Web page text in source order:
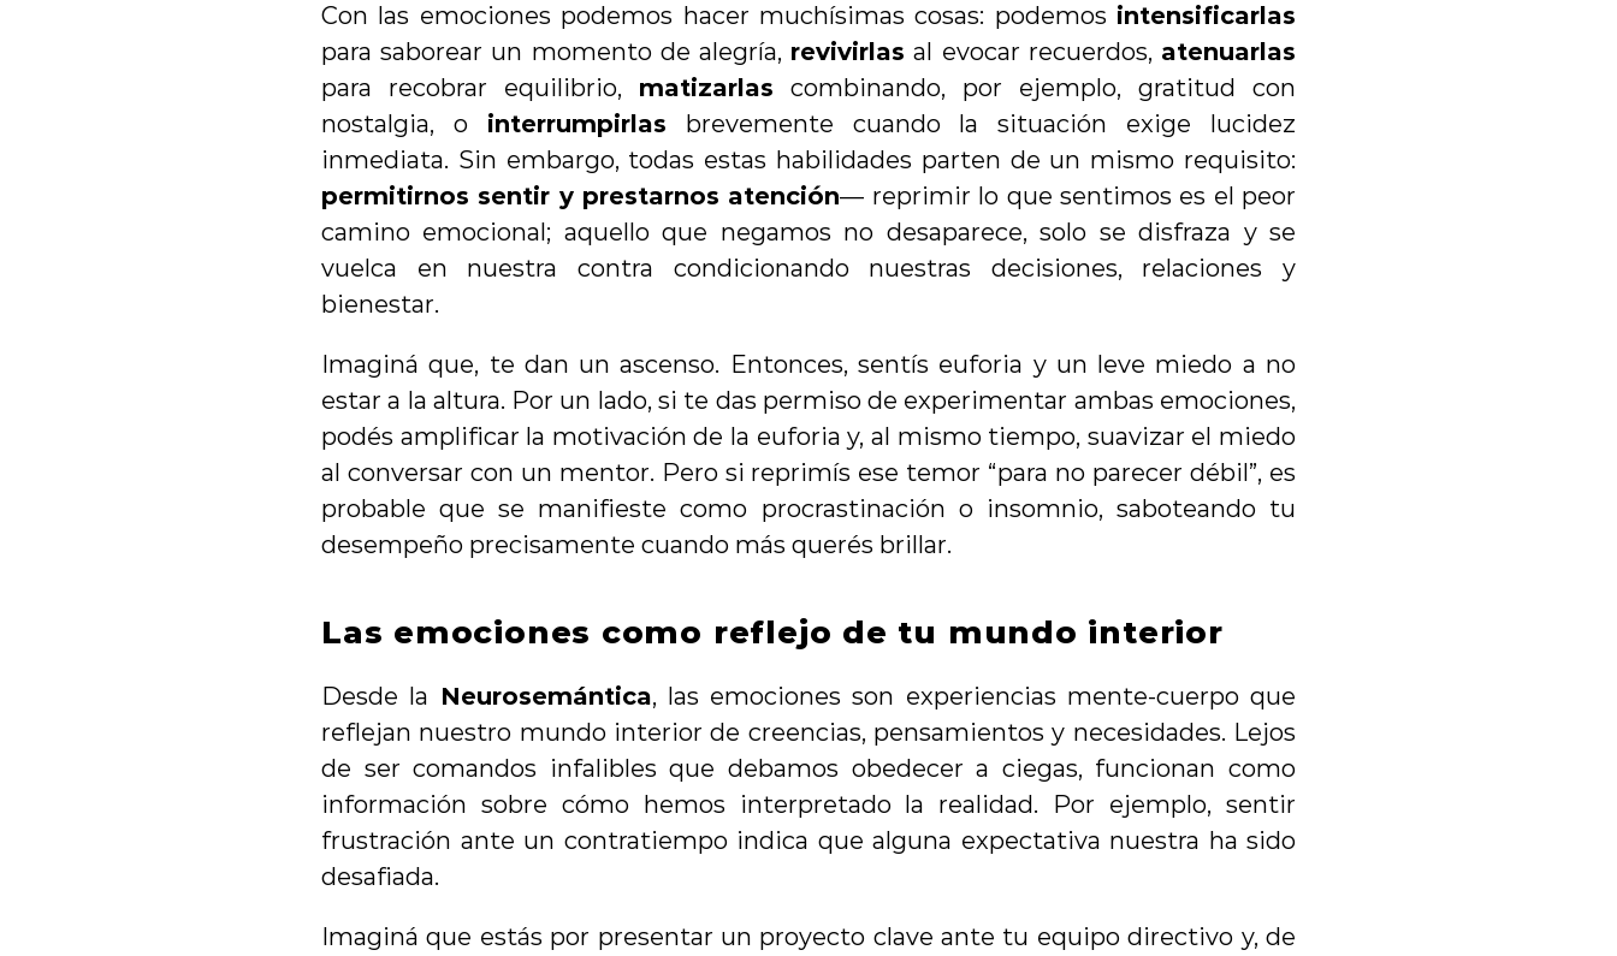
Con las emociones podemos hacer muchísimas cosas: podemos intensificarlas
para saborear un momento de alegría, revivirlas al evocar recuerdos, atenuarlas
para recobrar equilibrio, matizarlas combinando, por ejemplo, gratitud con
nostalgia, o interrumpirlas brevemente cuando la situación exige lucidez
permitirnos sentir y prestarnos atención— reprimir lo que sentimos es el peor
camino emocional; aquello que negamos no desaparece, solo se disfraza y se
vuelca en nuestra contra condicionando nuestras decisiones, relaciones y
bienestar.
Imaginá que, te dan un ascenso. Entonces, sentís euforia y un leve miedo a no
estar a la altura. Por un lado, si te das permiso de experimentar ambas emociones,
podés amplificar la motivación de la euforia y, al mismo tiempo, suavizar el miedo
al conversar con un mentor. Pero si reprimís ese temor “para no parecer débil”, es
probable que se manifieste como procrastinación o insomnio, saboteando tu
desempeño precisamente cuando más querés brillar.
Las emociones como reflejo de tu mundo interior
Desde la Neurosemántica, las emociones son experiencias mente-cuerpo que
reflejan nuestro mundo interior de creencias, pensamientos y necesidades. Lejos
de ser comandos infalibles que debamos obedecer a ciegas, funcionan como
información sobre cómo hemos interpretado la realidad. Por ejemplo, sentir
frustración ante un contratiempo indica que alguna expectativa nuestra ha sido
desafiada.
Imaginá que estás por presentar un proyecto clave ante tu equipo directivo y, de